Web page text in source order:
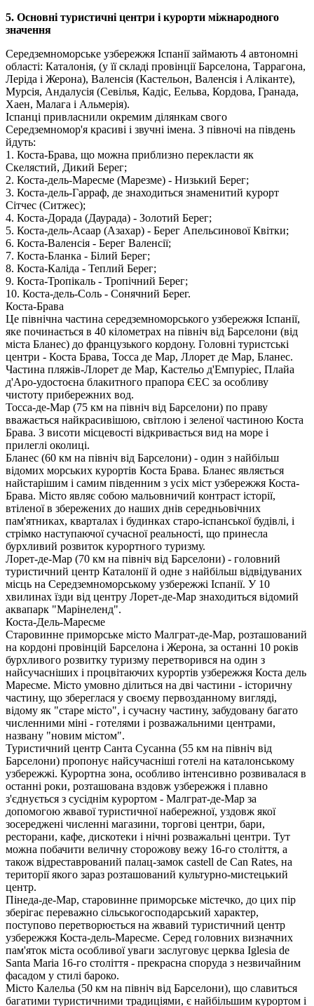
5. Основні туристичні центри і курорти міжнародного
значення
Середземноморське узбережжя Іспанії займають 4 автономні
області: Каталонія, (у її складі провінції Барселона, Таррагона,
Леріда і Жерона), Валенсія (Кастельон, Валенсія і Аліканте),
Мурсія, Андалусія (Севілья, Кадіс, Еельва, Кордова, Гранада,
Хаен, Малага і Альмерія).
Іспанці привласнили окремим ділянкам свого
Середземномор'я красиві і звучні імена. З півночі на південь
йдуть:
1. Коста-Брава, що можна приблизно перекласти як
Скелястий, Дикий Берег;
2. Коста-дель-Маресме (Марезме) - Низький Берег;
3. Коста-дель-Гарраф, де знаходиться знаменитий курорт
Сітчес (Ситжес);
4. Коста-Дорада (Даурада) - Золотий Берег;
5. Коста-дель-Асаар (Азахар) - Берег Апельсинової Квітки;
6. Коста-Валенсія - Берег Валенсії;
7. Коста-Бланка - Білий Берег;
8. Коста-Каліда - Теплий Берег;
9. Коста-Тропікаль - Тропічний Берег;
10. Коста-дель-Соль - Сонячний Берег.
Коста-Брава
Це північна частина середземноморського узбережжя Іспанії,
яке починається в 40 кілометрах на північ від Барселони (від
міста Бланес) до французького кордону. Головні туристські
центри - Коста Брава, Тосса де Мар, Ллорет де Мар, Бланес.
Частина пляжів-Ллорет де Мар, Кастельо д'Емпуріес, Плайа
д'Аро-удостоєна блакитного прапора ЄЕС за особливу
чистоту прибережних вод.
Тосса-де-Мар (75 км на північ від Барселони) по праву
вважається найкрасивішою, світлою і зеленої частиною Коста
Брава. З висоти місцевості відкривається вид на море і
прилеглі околиці.
Бланес (60 км на північ від Барселони) - один з найбільш
відомих морських курортів Коста Брава. Бланес являється
найстарішим і самим південним з усіх міст узбережжя Коста-
Брава. Місто являє собою мальовничий контраст історії,
втіленої в збережених до наших днів середньовічних
пам'ятниках, кварталах і будинках старо-іспанської будівлі, і
стрімко наступаючої сучасної реальності, що принесла
бурхливий розвиток курортного туризму.
Лорет-де-Мар (70 км на північ від Барселони) - головний
туристичний центр Каталонії й одне з найбільш відвідуваних
місць на Середземноморському узбережжі Іспанії. У 10
хвилинах їзди від центру Лорет-де-Мар знаходиться відомий
аквапарк "Марінеленд".
Коста-Дель-Маресме
Старовинне приморське місто Малграт-де-Мар, розташований
на кордоні провінцій Барселона і Жерона, за останні 10 років
бурхливого розвитку туризму перетворився на один з
найсучасніших і процвітаючих курортів узбережжя Коста дель
Маресме. Місто умовно ділиться на дві частини - історичну
частину, що збереглася у своєму первозданному вигляді,
відому як "старе місто", і сучасну частину, забудовану багато
численними міні - готелями і розважальними центрами,
названу "новим містом".
Туристичний центр Санта Сусанна (55 км на північ від
Барселони) пропонує найсучасніші готелі на каталонському
узбережжі. Курортна зона, особливо інтенсивно розвивалася в
останні роки, розташована вздовж узбережжя і плавно
з'єднується з сусіднім курортом - Малграт-де-Мар за
допомогою жвавої туристичної набережної, уздовж якої
зосереджені численні магазини, торгові центри, бари,
ресторани, кафе, дискотеки і нічні розважальні центри. Тут
можна побачити величну сторожову вежу 16-го століття, а
також відреставрований палац-замок castell de Can Rates, на
території якого зараз розташований культурно-мистецький
центр.
Пінеда-де-Мар, старовинне приморське містечко, до цих пір
зберігає переважно сільськогосподарський характер,
поступово перетворюється на жвавий туристичний центр
узбережжя Коста-дель-Маресме. Серед головних визначних
пам'яток міста особливої уваги заслуговує церква Iglesia de
Santa Maria 16-го століття - прекрасна споруда з незвичайним
фасадом у стилі бароко.
Місто Калельа (50 км на північ від Барселони), що славиться
багатими туристичними традиціями, є найбільшим курортом і